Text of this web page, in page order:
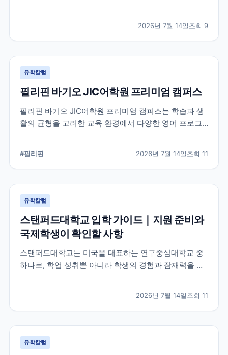
2026년 7월 14일조회 9
유학칼럼
필리핀 바기오 JIC어학원 프리미엄 캠퍼스
필리핀 바기오 JIC어학원 프리미엄 캠퍼스는 학습과 생
활의 균형을 고려한 교육 환경에서 다양한 영어 프로그
했습니다.
#필리핀 2026년 7월 14일조회 11
유학칼럼
스탠퍼드대학교 입학 가이드｜지원 준비와
국제학생이 확인할 사항
스탠퍼드대학교는 미국을 대표하는 연구중심대학교 중
하나로, 학업 성취뿐 아니라 학생의 경험과 잠재력을 종
확인이 필요한 정보를 함께 정리했습니다.
2026년 7월 14일조회 11
유학칼럼